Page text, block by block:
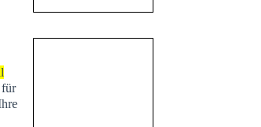
für